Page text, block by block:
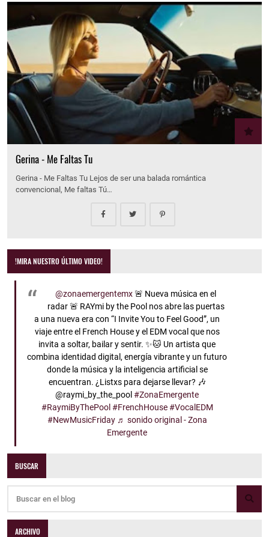
Gerina - Me Faltas Tu
Gerina - Me Faltas Tu Lejos de ser una balada romántica
convencional, Me faltas Tú…
!MIRA NUESTRO ÚLTIMO VIDEO!
@zonaemergentemx🚨 Nueva música en el
radar 🚨 RAYmi by the Pool nos abre las puertas
a una nueva era con “I Invite You to Feel Good”, un
viaje entre el French House y el EDM vocal que nos
invita a soltar, bailar y sentir. ✨🐱 Un artista que
combina identidad digital, energía vibrante y un futuro
donde la música y la inteligencia artificial se
encuentran. ¿Listxs para dejarse llevar? 🎶
@raymi_by_the_pool#ZonaEmergente
#RaymiByThePool #FrenchHouse #VocalEDM
#NewMusicFriday ♬ sonido original - Zona
Emergente
BUSCAR
ARCHIVO